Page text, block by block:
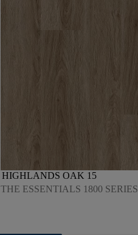
HIGHLANDS OAK 15
THE ESSENTIALS 1800 SERIES